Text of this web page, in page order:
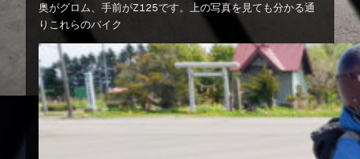
奥がグロム、手前がZ125です。上の写真を見ても分かる通
りこれらのバイク